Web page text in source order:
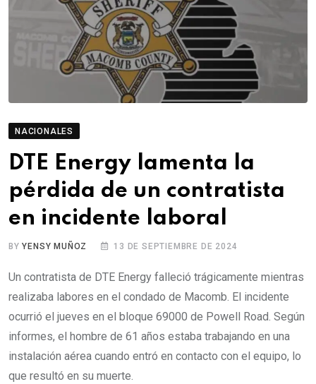
NACIONALES
DTE Energy lamenta la
pérdida de un contratista
en incidente laboral
BYYENSY MUÑOZ 13 DE SEPTIEMBRE DE 2024
Un contratista de DTE Energy falleció trágicamente mientras
realizaba labores en el condado de Macomb. El incidente
ocurrió el jueves en el bloque 69000 de Powell Road. Según
informes, el hombre de 61 años estaba trabajando en una
instalación aérea cuando entró en contacto con el equipo, lo
que resultó en su muerte.